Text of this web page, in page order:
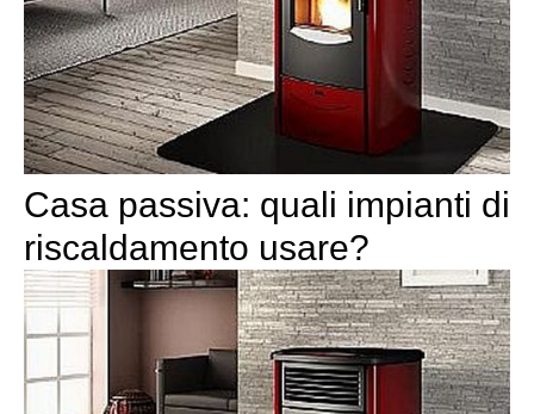
Casa passiva: quali impianti di
riscaldamento usare?